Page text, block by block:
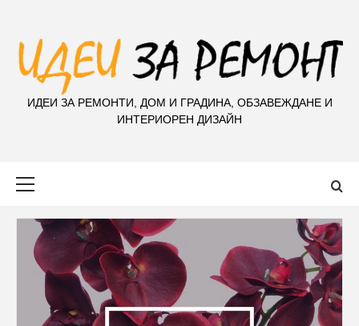
ИДЕИ ЗА РЕМОНТИ, ДОМ И ГРАДИНА, ОБЗАВЕЖДАНЕ И
ИНТЕРИОРЕН ДИЗАЙН